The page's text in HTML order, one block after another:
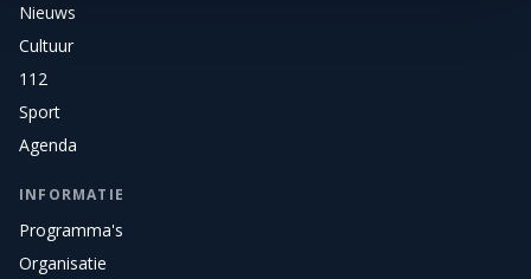
Nieuws
Cultuur
112
Sport
Agenda
INFORMATIE
Programma's
Organisatie